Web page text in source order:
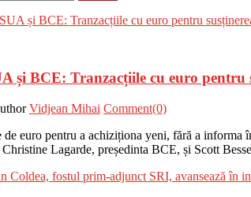
și BCE: Tranzacțiile cu euro
Vidjean Mihai Comment(0)
euro pentru a achiziționa yeni, fără a
Lagarde, președinta BCE, și Scott